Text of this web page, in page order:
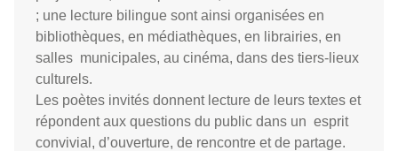
; une lecture bilingue sont ainsi organisées en
bibliothèques, en médiathèques, en librairies, en
salles municipales, au cinéma, dans des tiers-lieux
culturels.
Les poètes invités donnent lecture de leurs textes et
répondent aux questions du public dans un esprit
convivial, d’ouverture, de rencontre et de partage.